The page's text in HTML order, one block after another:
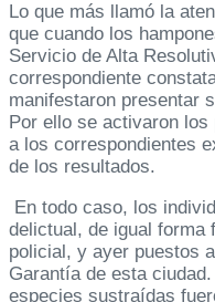
Lo que más llamó la
que cuando los
Servicio de Alta
correspondiente
manifestaron presentar
Por ello se activaron
a los correspondientes
de los resultados.
En todo caso, los
delictual, de igual forma
policial, y ayer puestos
Garantía de esta
especies sustraídas